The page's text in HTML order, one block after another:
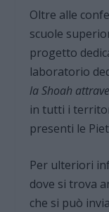
Oltre alle
scuole
progetto
laboratorio
la Shoah
in tutti i
presenti le
Per ulteriori
dove si trova
che si può